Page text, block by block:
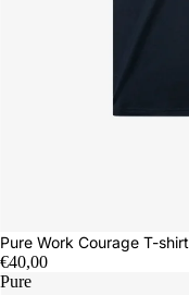
Pure Work Courage T-shirt
€40,00
Pure